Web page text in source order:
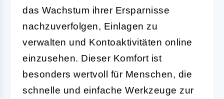
das Wachstum ihrer Ersparnisse
nachzuverfolgen, Einlagen zu
verwalten und Kontoaktivitäten online
einzusehen. Dieser Komfort ist
besonders wertvoll für Menschen, die
schnelle und einfache Werkzeuge zur